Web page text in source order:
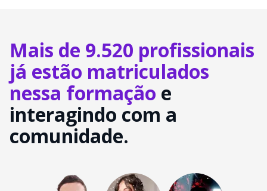
Mais de 9.520 profissionais
já estão matriculados
nessa formação e
interagindo com a
comunidade.